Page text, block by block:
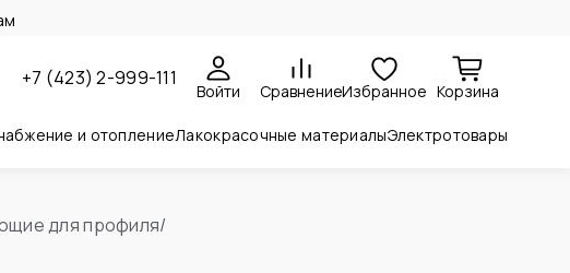
+7 (423) 2-999-111
Войти СравнениеИзбранное Корзина
и отоплениеЛакокрасочные материалыЭлектротовары
для профиля/